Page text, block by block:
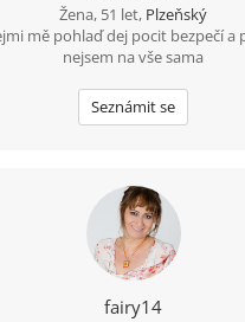
Žena, 51 let, Plzeňský
mě pohlaď dej pocit bezpečí a
nejsem na vše sama
Seznámit se
fairy14